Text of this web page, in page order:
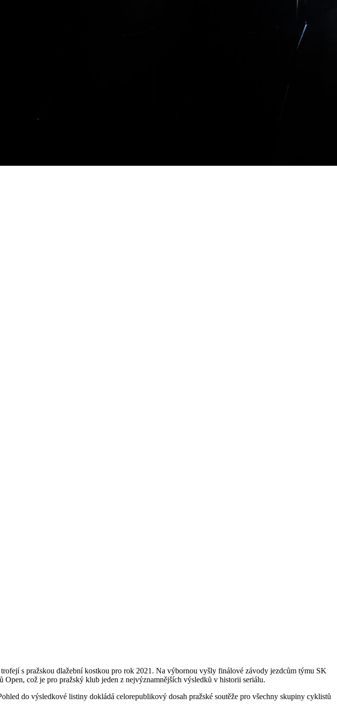
s pražskou dlažební kostkou pro rok 2021. Na výbornou vyšly finálové závody jezdcům týmu SK
což je pro pražský klub jeden z nejvýznamnějších výsledků v historii seriálu.
do výsledkové listiny dokládá celorepublikový dosah pražské soutěže pro všechny skupiny cyklistů